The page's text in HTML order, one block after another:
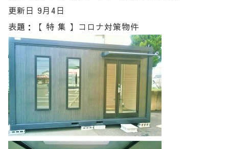
更新日 9月4日
表題：【 特 集 】コロナ対策物件